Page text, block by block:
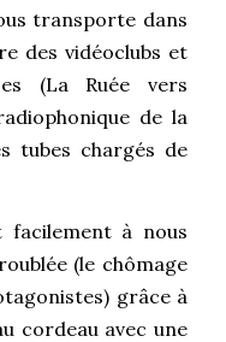
transporte dans
des vidéoclubs et
(La Ruée vers
de la
tubes chargés de
facilement à nous
(le chômage
grâce à
cordeau avec une